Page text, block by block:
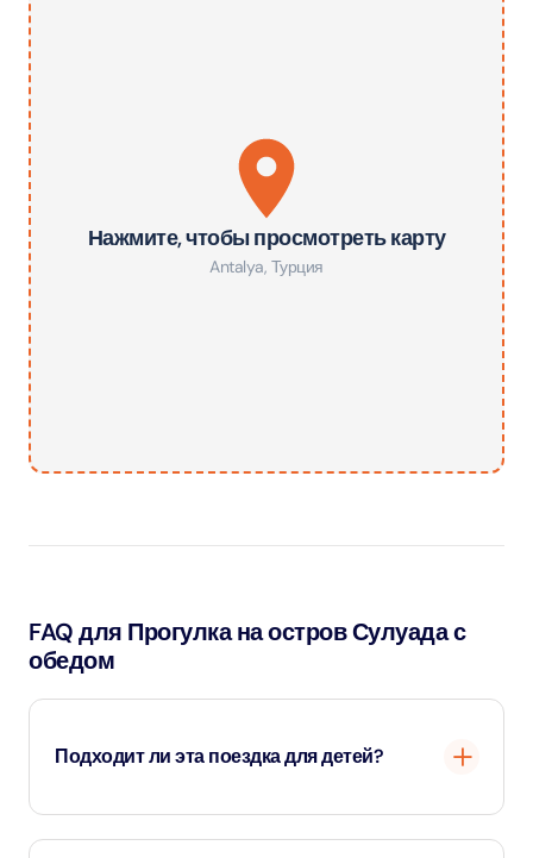
Нажмите, чтобы просмотреть карту
Antalya, Турция
FAQ для Прогулка на остров Сулуада с
обедом
Подходит ли эта поездка для детей?
Да! Семьям это очень нравится - только возьмите с